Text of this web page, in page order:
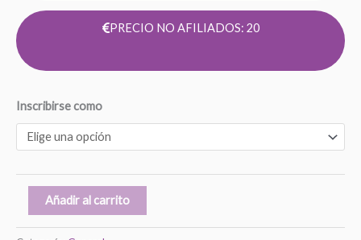
PRECIO NO AFILIADOS: 20
Inscribirse como
Añadir al carrito